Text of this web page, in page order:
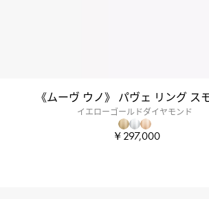
《ムーヴ ウノ》 パヴェ リング ス
イエローゴールドダイヤモンド
￥297,000